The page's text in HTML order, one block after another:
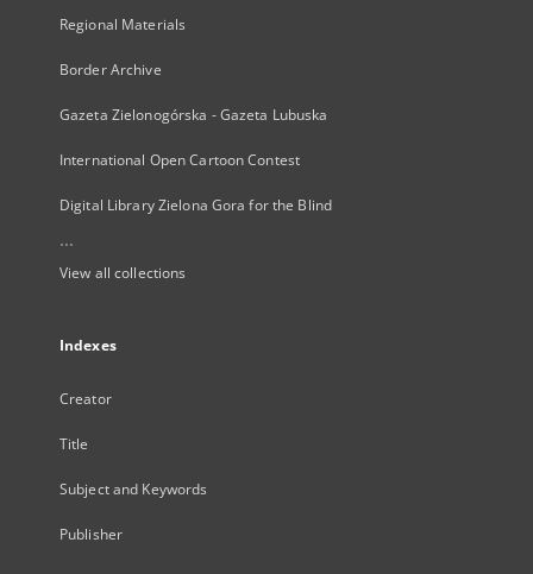
Regional Materials
Border Archive
Gazeta Zielonogórska - Gazeta Lubuska
International Open Cartoon Contest
Digital Library Zielona Gora for the Blind
...
View all collections
Indexes
Creator
Title
Subject and Keywords
Publisher